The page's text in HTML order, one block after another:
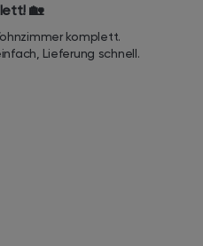
🏡
komplett.
Lieferung schnell.